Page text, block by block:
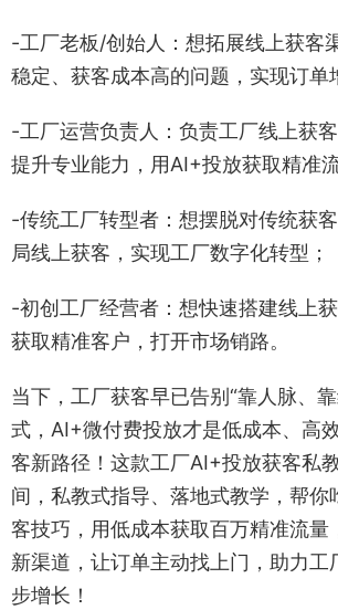
-工厂老板/创始人：想拓展线上获客
稳定、获客成本高的问题，实现订单
-工厂运营负责人：负责工厂线上获
提升专业能力，用AI+投放获取精准流
-传统工厂转型者：想摆脱对传统获
局线上获客，实现工厂数字化转型；
-初创工厂经营者：想快速搭建线上
获取精准客户，打开市场销路。
当下，工厂获客早已告别“靠人脉、
式，AI+微付费投放才是低成本、高
客新路径！这款工厂AI+投放获客私
间，私教式指导、落地式教学，帮你
客技巧，用低成本获取百万精准流量
新渠道，让订单主动找上门，助力工
步增长！